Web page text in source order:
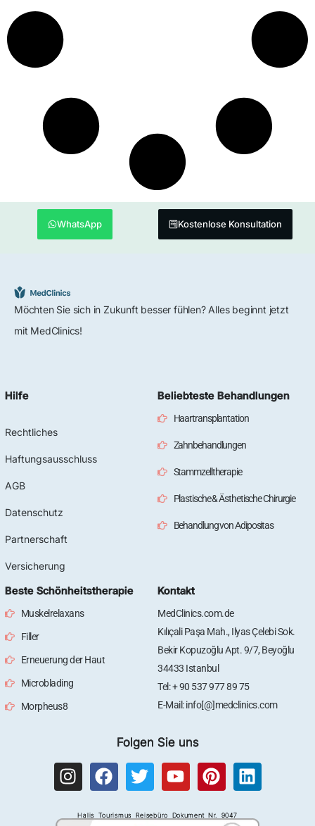
WhatsApp Kostenlose Konsultation
Möchten Sie sich in Zukunft besser fühlen? Alles beginnt jetzt
mit MedClinics!
Hilfe
Rechtliches
Haftungsausschluss
AGB
Datenschutz
Partnerschaft
Versicherung
Beliebteste Behandlungen
Haartransplantation
Zahnbehandlungen
Stammzelltherapie
Plastische & Ästhetische Chirurgie
Behandlung von Adipositas
Beste Schönheitstherapie
Muskelrelaxans
Filler
Erneuerung der Haut
Microblading
Morpheus8
Kontakt
MedClinics.com.de
Kılıçali Paşa Mah., Ilyas Çelebi Sok.
Bekir Kopuzoğlu Apt. 9/7, Beyoğlu
34433 Istanbul
Tel: + 90 537 977 89 75
E-Mail: info[@]medclinics.com
Folgen Sie uns
I
n
F
a
T
w
Y
o
P
i
L
i
Halis Tourismus Reisebüro Dokument Nr. 9047